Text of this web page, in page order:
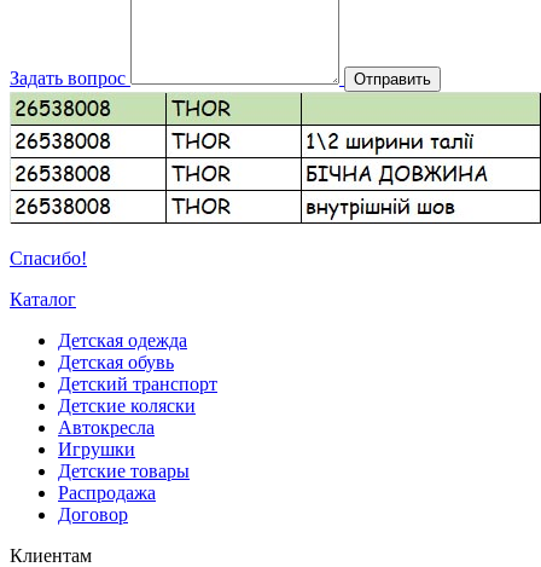
Задать вопрос Отправить
Спасибо!
Каталог
Детская одежда
Детская обувь
Детский транспорт
Детские коляски
Автокресла
Игрушки
Детские товары
Распродажа
Договор
Клиентам